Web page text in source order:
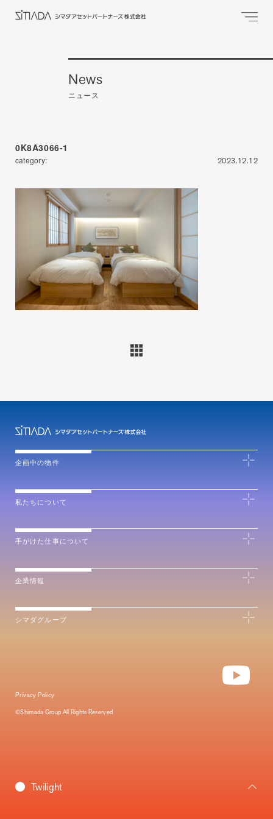
News
ニュース
0K8A3066-1
category: 2023.12.12
Daybreak
Twilight
企画中の物件
私たちについて
手がけた仕事について
企業情報
シマダグループ
Privacy Policy
©Shimada Group All Rights Reserved